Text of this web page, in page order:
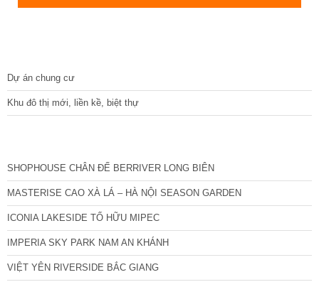
Dự án chung cư
Khu đô thị mới, liền kề, biệt thự
SHOPHOUSE CHÂN ĐẾ BERRIVER LONG BIÊN
MASTERISE CAO XÀ LÁ – HÀ NỘI SEASON GARDEN
ICONIA LAKESIDE TỐ HỮU MIPEC
IMPERIA SKY PARK NAM AN KHÁNH
VIỆT YÊN RIVERSIDE BẮC GIANG